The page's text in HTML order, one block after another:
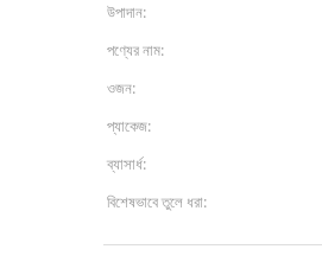
উপাদান:
পণ্যের নাম:
ওজন:
প্যাকেজ:
ব্যাসার্ধ:
বিশেষভাবে তুলে ধরা: